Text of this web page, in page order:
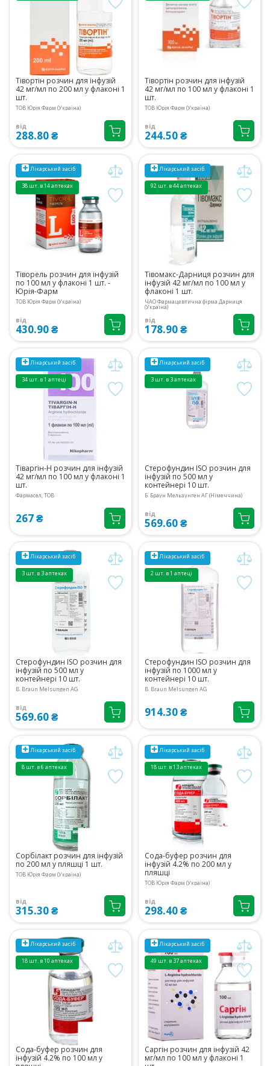
Тівортін розчин для інфузій
42 мг/мл по 200 мл у флаконі 1
шт.
ТОВ Юрія Фарм (Україна)
від
288.80 ₴
Тівортін розчин для інфузій
42 мг/мл по 100 мл у флаконі 1
шт.
ТОВ Юрія Фарм (Україна)
від
244.50 ₴
Лікарський засіб
38 шт. в 14 аптеках
Тіворель розчин для інфузій
по 100 мл у флаконі 1 шт. -
Юрія-Фарм
ТОВ Юрія Фарм (Україна)
від
430.90 ₴
Лікарський засіб
92 шт. в 44 аптеках
Тівомакс-Дарниця розчин для
інфузій 42 мг/мл по 100 мл у
флаконі 1 шт.
ЧАО Фармацевтична фірма Дарниця
(Україна)
від
178.90 ₴
Лікарський засіб
34 шт. в 1 аптеці
Тіваргін-Н розчин для інфузій
42 мг/мл по 100 мл у флаконі 1
шт.
Фармасел, ТОВ
267 ₴
Лікарський засіб
3 шт. в 3 аптеках
Стерофундин ISO розчин для
інфузій по 500 мл у
контейнері 10 шт.
Б. Браун Мельзунген АГ (Німеччина)
від
569.60 ₴
Лікарський засіб
3 шт. в 3 аптеках
Стерофундин ISO розчин для
інфузій по 500 мл у
контейнері 10 шт.
B. Braun Melsungen AG
від
569.60 ₴
Лікарський засіб
2 шт. в 1 аптеці
Стерофундин ISO розчин для
інфузій по 1000 мл у
контейнері 10 шт.
B. Braun Melsungen AG
914.30 ₴
Лікарський засіб
8 шт. в 6 аптеках
Сорбілакт розчин для інфузій
по 200 мл у пляшці 1 шт.
ТОВ Юрія Фарм (Україна)
від
315.30 ₴
Лікарський засіб
18 шт. в 13 аптеках
Сода-буфер розчин для
інфузій 4.2% по 200 мл у
пляшці
ТОВ Юрія Фарм (Україна)
від
298.40 ₴
Лікарський засіб
18 шт. в 10 аптеках
Сода-буфер розчин для
інфузій 4.2% по 100 мл у
Лікарський засіб
49 шт. в 37 аптеках
Саргін розчин для інфузій 42
мг/мл по 100 мл у флаконі 1